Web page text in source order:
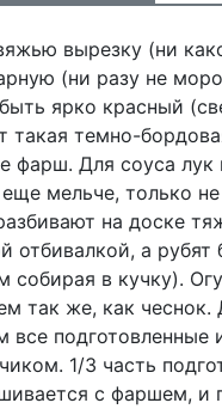
вырезку (ни
(ни разу не
ярко красный
такая темно-
фарш. Для соуса лук
мельче, только
на доске
отбивалкой, а
в кучку).
так же, как чеснок.
все подготовленные
1/3 часть
с фаршем, и